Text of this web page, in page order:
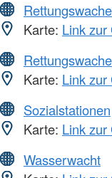
Rettungswache
Karte: Link zur
Rettungswache
Karte: Link zur
Sozialstationen
Karte: Link zur
Wasserwacht